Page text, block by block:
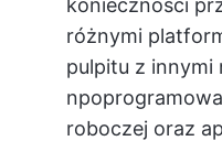
konieczności
różnymi
pulpitu z innymi
np
roboczej oraz